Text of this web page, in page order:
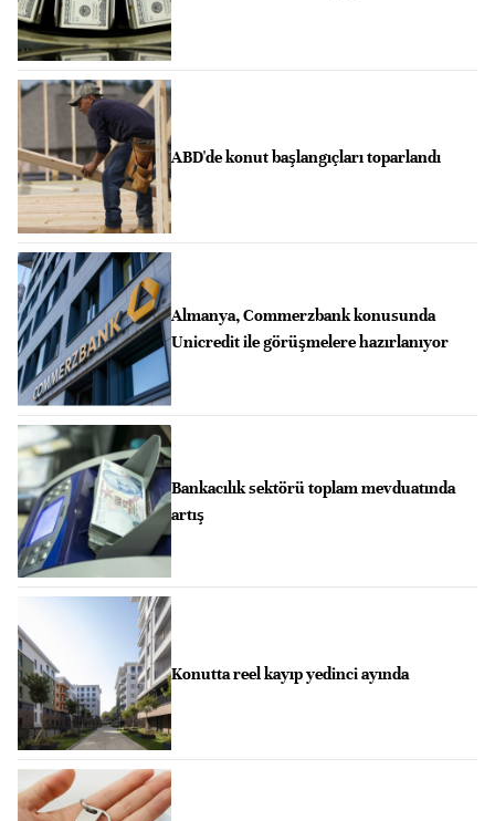
ABD'de konut başlangıçları toparlandı
Almanya, Commerzbank konusunda
Unicredit ile görüşmelere hazırlanıyor
Bankacılık sektörü toplam mevduatında
artış
Konutta reel kayıp yedinci ayında